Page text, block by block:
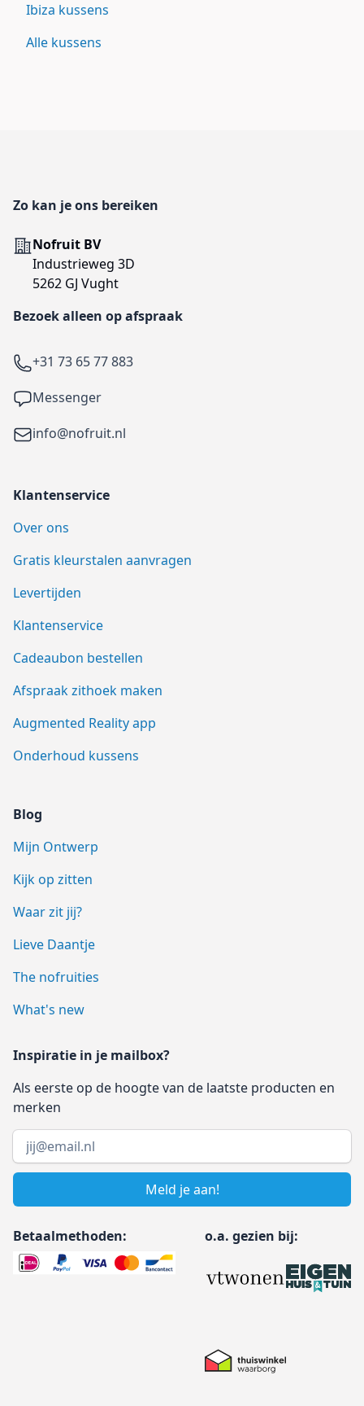
Ibiza kussens
Alle kussens
Zo kan je ons bereiken
AdresNofruit BV
Industrieweg 3D
5262 GJ Vught
Bezoek alleen op afspraak
Telefoon
+31 73 65 77 883
Facebook
Messenger
Emailinfo@nofruit.nl
Klantenservice
Over ons
Gratis kleurstalen aanvragen
Levertijden
Klantenservice
Cadeaubon bestellen
Afspraak zithoek maken
Augmented Reality app
Onderhoud kussens
Blog
Mijn Ontwerp
Kijk op zitten
Waar zit jij?
Lieve Daantje
The nofruities
What's new
Inspiratie in je mailbox?
Als eerste op de hoogte van de laatste producten en
merken
Email address
Meld je aan!
Betaalmethoden: o.a. gezien bij: